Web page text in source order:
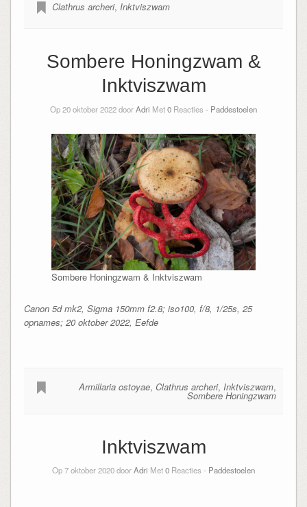
Clathrus archeri, Inktviszwam
Sombere Honingzwam &
Inktviszwam
Op 20 oktober 2022 doorAdri Met0 Reacties - Paddestoelen
Sombere Honingzwam & Inktviszwam
Canon 5d mk2, Sigma 150mm f2.8; iso100, f/8, 1/25s, 25
opnames; 20 oktober 2022, Eefde
Armillaria ostoyae, Clathrus archeri, Inktviszwam,
Sombere Honingzwam
Inktviszwam
Op 7 oktober 2020 doorAdri Met0 Reacties - Paddestoelen